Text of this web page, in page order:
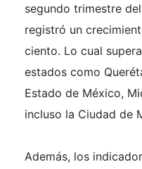
segundo trimestre
registró un
ciento. Lo cual
estados como
Estado de México,
incluso la Ciudad de
Además, los